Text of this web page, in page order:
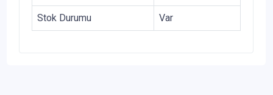
Stok Durumu Var